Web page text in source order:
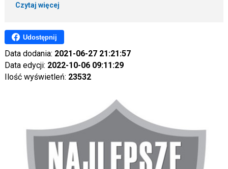
Czytaj więcej
Udostępnij
Data dodania: 2021-06-27 21:21:57
Data edycji: 2022-10-06 09:11:29
Ilość wyświetleń: 23532